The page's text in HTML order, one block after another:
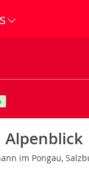
Alpenblick
im Pongau,